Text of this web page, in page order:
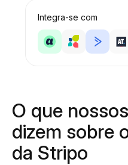
Integra-se com
O que
dizem sobre
da Stripo